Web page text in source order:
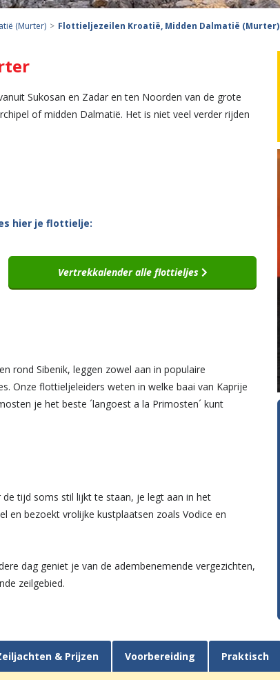
(Murter) Flottieljezeilen Kroatië, Midden Dalmatië (Murter)
Sukosan en Zadar en ten Noorden van de grote
of midden Dalmatië. Het is niet veel verder rijden
hier je flottielje:
Vertrekkalender alle flottieljes
rond Sibenik, leggen zowel aan in populaire
Onze flottieljeleiders weten in welke baai van Kaprije
je het beste ´langoest a la Primosten´ kunt
tijd soms stil lijkt te staan, je legt aan in het
en bezoekt vrolijke kustplaatsen zoals Vodice en
dag geniet je van de adembenemende vergezichten,
zeilgebied.
& Prijzen Voorbereiding Praktisch